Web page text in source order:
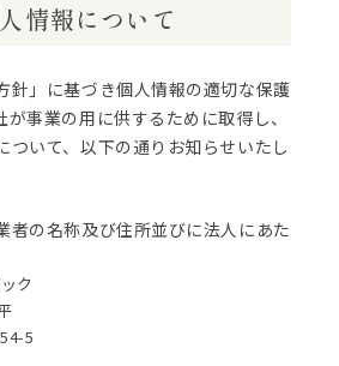
情報について
針」に基づき個人情報の適切な保護
事業の用に供するために取得し、
ついて、以下の通りお知らせいたし
者の名称及び住所並びに法人にあた
ク
5